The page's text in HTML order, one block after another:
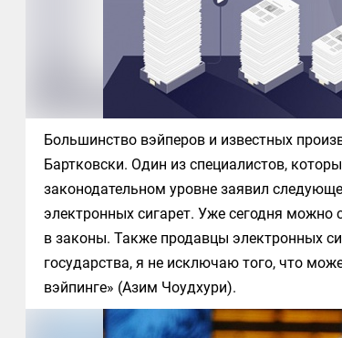
Большинство вэйперов и известных
Бартковски. Один из специалистов,
законодательном уровне заявил
электронных сигарет. Уже сегодня
в законы. Также продавцы электронных
государства, я не исключаю того, что
вэйпинге» (Азим Чоудхури).